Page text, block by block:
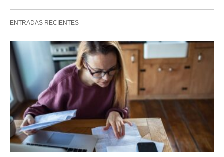
ENTRADAS RECIENTES